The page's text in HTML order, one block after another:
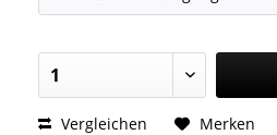
Vergleichen Merken